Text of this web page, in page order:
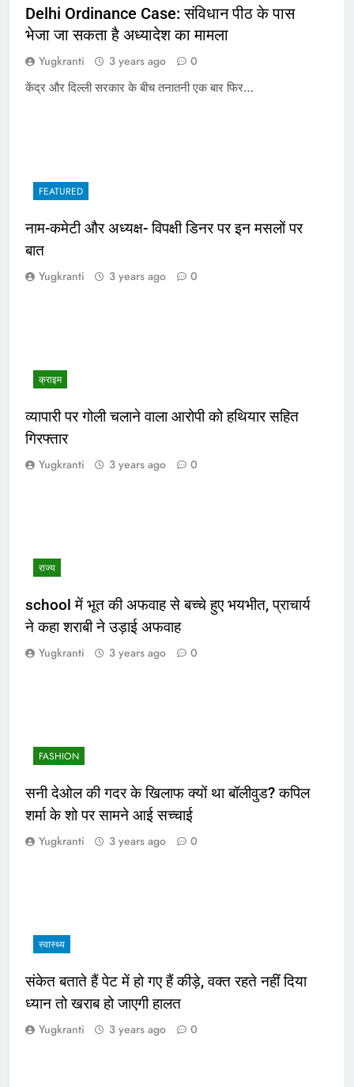
Delhi Ordinance Case: संविधान पीठ के पास
भेजा जा सकता है अध्यादेश का मामला
Yugkranti 3 years ago 0
केंद्र और दिल्ली सरकार के बीच तनातनी एक बार फिर…
FEATURED
नाम-कमेटी और अध्यक्ष- विपक्षी डिनर पर इन मसलों पर
बात
Yugkranti 3 years ago 0
क्राइम
व्यापारी पर गोली चलाने वाला आरोपी को हथियार सहित
गिरफ्तार
Yugkranti 3 years ago 0
राज्य
school में भूत की अफवाह से बच्चे हुए भयभीत, प्राचार्य
ने कहा शराबी ने उड़ाई अफवाह
Yugkranti 3 years ago 0
FASHION
सनी देओल की गदर के खिलाफ क्यों था बॉलीवुड? कपिल
शर्मा के शो पर सामने आई सच्चाई
Yugkranti 3 years ago 0
स्वास्थ्य
संकेत बताते हैं पेट में हो गए हैं कीड़े, वक्त रहते नहीं दिया
ध्यान तो खराब हो जाएगी हालत
Yugkranti 3 years ago 0